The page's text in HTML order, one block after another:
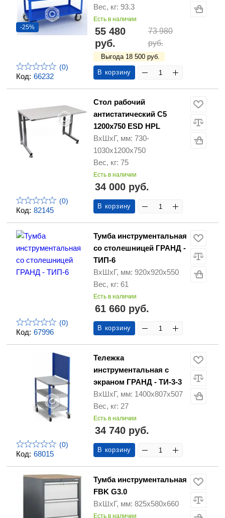
Код: 66232
-25%
(0)
Вес, кг: 93.3
Есть в наличии
55 480
руб.
73 980
руб.
Выгода 18 500 руб.
В корзину
Код: 82145
(0)
Стол рабочий
антистатический С5
1200х750 ESD HPL
ВхШхГ, мм: 730-
1030х1200х750
Вес, кг: 75
Есть в наличии
34 000 руб.
В корзину
Код: 67996
(0)
Тумба инструментальная
со столешницей ГРАНД -
ТИП-6
ВхШхГ, мм: 920х920х550
Вес, кг: 61
Есть в наличии
61 660 руб.
В корзину
Код: 68015
(0)
Тележка
инструментальная с
экраном ГРАНД - ТИ-3-3
ВхШхГ, мм: 1400x807x507
Вес, кг: 27
Есть в наличии
34 740 руб.
В корзину
Тумба инструментальная
FBK G3.0
ВхШхГ, мм: 825х580х660
Есть в наличии